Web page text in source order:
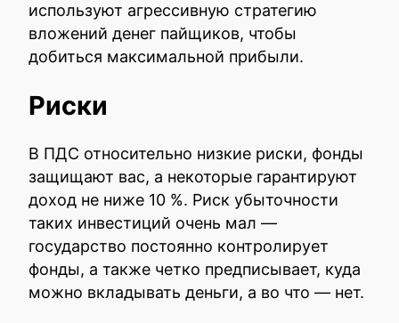
используют агрессивную стратегию
вложений денег пайщиков, чтобы
добиться максимальной прибыли.
Риски
В ПДС относительно низкие риски, фонды
защищают вас, а некоторые гарантируют
доход не ниже 10 %. Риск убыточности
таких инвестиций очень мал —
государство постоянно контролирует
фонды, а также четко предписывает, куда
можно вкладывать деньги, а во что — нет.